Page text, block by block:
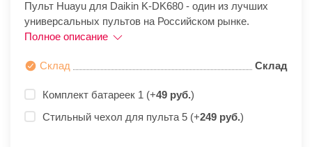
Пульт Huayu для Daikin K-DK680 - один из лучших
универсальных пультов на Российском рынке.
Полное описание
Склад Склад
Комплект батареек 1 (+49 руб.)
Стильный чехол для пульта 5 (+249 руб.)